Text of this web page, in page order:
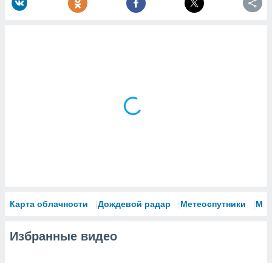
Карта облачности Дождевой радар Метеоспутники
Избранные видео